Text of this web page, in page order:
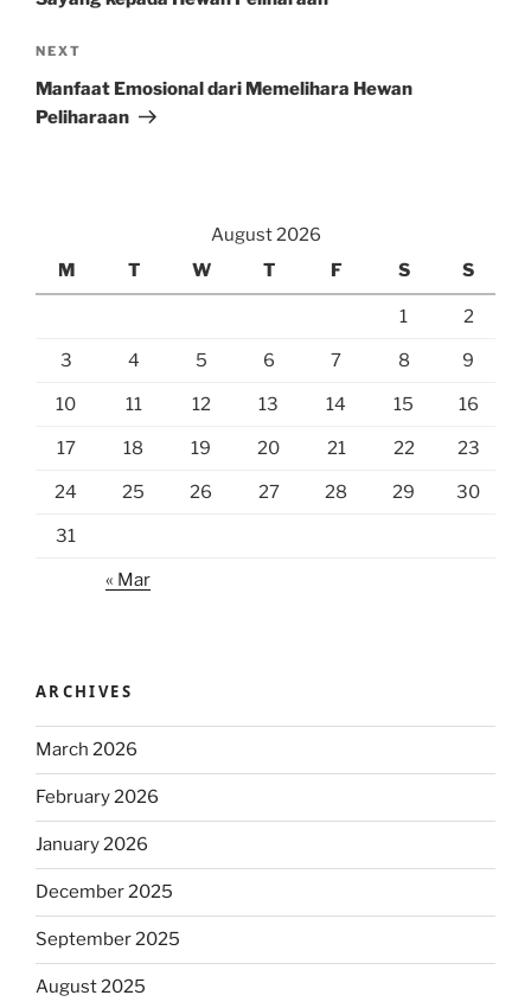
Next
Post
NEXT
Manfaat Emosional dari Memelihara Hewan
Peliharaan
August 2026
M
T W T F S S
1 2
3 4 5 6 7 8 9
10 11 12 13 14 15 16
17 18 19 20 21 22 23
24 25 26 27 28 29 30
31
« Mar
ARCHIVES
March 2026
February 2026
January 2026
December 2025
September 2025
August 2025